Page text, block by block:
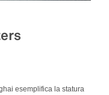
esemplifica la statura